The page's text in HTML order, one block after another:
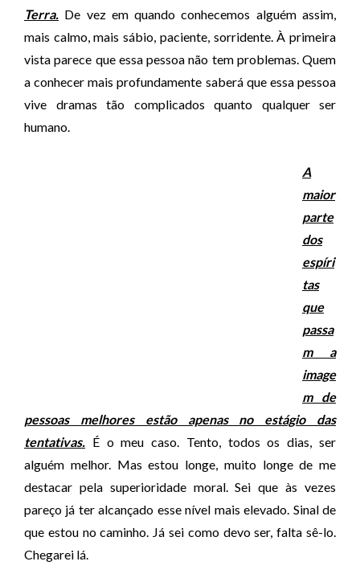
Terra. De vez em quando conhecemos alguém assim,
mais calmo, mais sábio, paciente, sorridente. À primeira
vista parece que essa pessoa não tem problemas. Quem
a conhecer mais profundamente saberá que essa pessoa
vive dramas tão complicados quanto qualquer ser
humano.
A
maior
parte
dos
espíri
tas
que
passa
m a
image
m de
pessoas melhores estão apenas no estágio das
tentativas. É o meu caso. Tento, todos os dias, ser
alguém melhor. Mas estou longe, muito longe de me
destacar pela superioridade moral. Sei que às vezes
pareço já ter alcançado esse nível mais elevado. Sinal de
que estou no caminho. Já sei como devo ser, falta sê-lo.
Chegarei lá.